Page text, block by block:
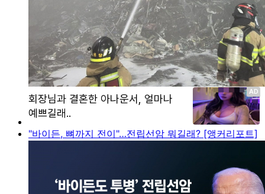
"바이든, 뼈까지 전이"…전립선암 뭐길래? [앵커리포트]